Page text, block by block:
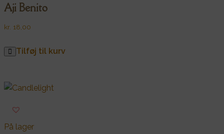
Aji Benito
kr. 18,00
Tilføj til kurv
På lager